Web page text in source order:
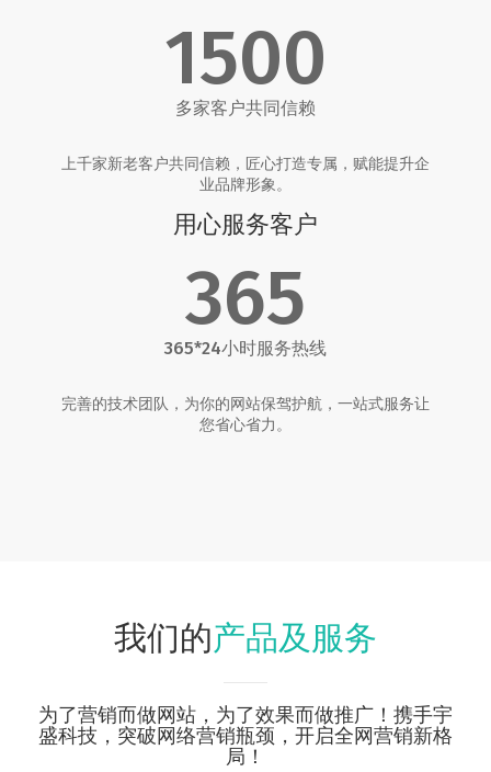
1500
多家客户共同信赖
上千家新老客户共同信赖，匠心打造专属，赋能提升企
业品牌形象。
用心服务客户
365
365*24小时服务热线
完善的技术团队，为你的网站保驾护航，一站式服务让
您省心省力。
我们的产品及服务
为了营销而做网站，为了效果而做推广！携手宇
盛科技，突破网络营销瓶颈，开启全网营销新格
局！